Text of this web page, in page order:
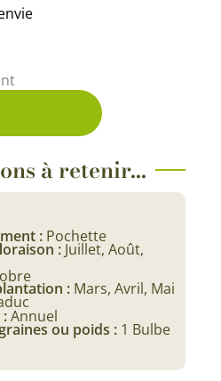
à retenir...
: Pochette
: Juillet, Août,
: Mars, Avril, Mai
Annuel
ou poids : 1 Bulbe